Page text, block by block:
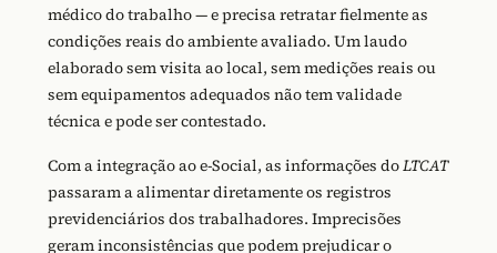
médico do trabalho — e precisa retratar fielmente as
condições reais do ambiente avaliado. Um laudo
elaborado sem visita ao local, sem medições reais ou
sem equipamentos adequados não tem validade
técnica e pode ser contestado.
Com a integração ao e-Social, as informações doLTCAT
passaram a alimentar diretamente os registros
previdenciários dos trabalhadores. Imprecisões
geram inconsistências que podem prejudicar o